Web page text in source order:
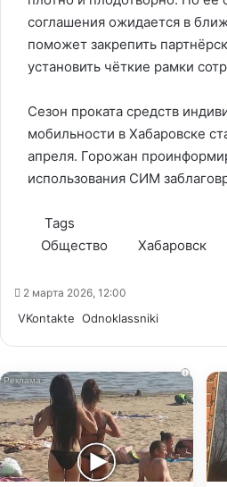
соглашения ожидается в
поможет закрепить
установить чёткие рамки
Сезон проката средств
мобильности в Хабаровске
апреля. Горожан
использования СИМ
Tags
Общество
Хабаровск
2 марта 2026, 12:00
VKontakte Odnoklassniki
i